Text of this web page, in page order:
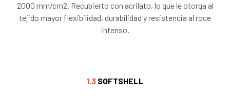
2000 mm/cm2. Recubierto con acrilato, lo que le otorga al
tejido mayor flexibilidad, durabilidad y resistencia al roce
intenso.
1.3 SOFTSHELL